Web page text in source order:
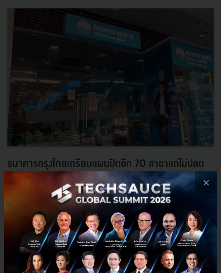
ธนาคารกรุงไทยเตรียมแผนปิดอีก 70 สาขาแต่ไม่ปลด
ในปี 2020 ธนาคารเตรียมปิดสาขาธนาคารย่อยในเเต่ละพื้นที่ 50-70
สาขาโดยการปิดในครั้งนี้ทางธนาคารกรุงไทยยืนยันไม่มีการปลดพนักงา
นของเเต่ละสาขาที่ปิดแต่จะมีการเพิ่มทักษะใหม่ๆ ด้านเทคโนโล...
ธันวาคม 19, 2019| ByTechsauce Team
329
krungsri digital-banking
×